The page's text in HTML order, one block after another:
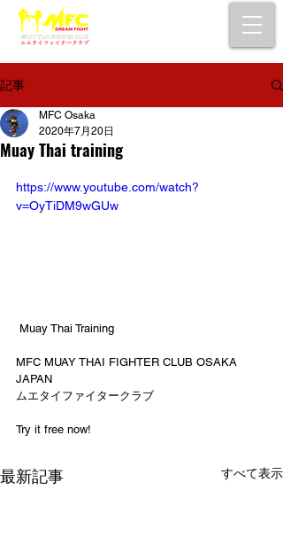
記事
Muay Thai training
MFC Osaka
2020年7月20日
https://www.youtube.com/watch?
v=OyTiDM9wGUw
Muay Thai Training
MFC MUAY THAI FIGHTER CLUB OSAKA
JAPAN
ムエタイファイタークラブ
Try it free now!
最新記事 すべて表示